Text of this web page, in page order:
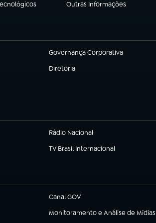
Outras Informações
(abre em nova aba)
Governança Corporativa
(abre em nova aba)
Diretoria
(abre em nova aba)
Rádio Nacional
TV Brasil Internacional
(abre em nova aba)
Canal GOV
(abre em nova aba)
Monitoramento e Análise de Mídias
(abre em nova aba)